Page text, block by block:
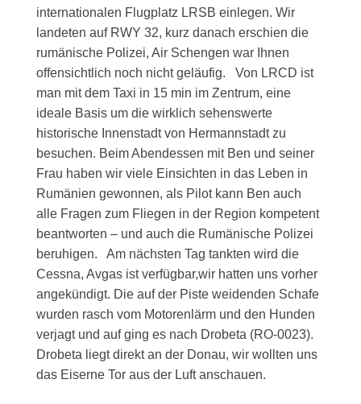
internationalen Flugplatz LRSB einlegen. Wir
landeten auf RWY 32, kurz danach erschien die
rumänische Polizei, Air Schengen war Ihnen
offensichtlich noch nicht geläufig. Von LRCD ist
man mit dem Taxi in 15 min im Zentrum, eine
ideale Basis um die wirklich sehenswerte
historische Innenstadt von Hermannstadt zu
besuchen. Beim Abendessen mit Ben und seiner
Frau haben wir viele Einsichten in das Leben in
Rumänien gewonnen, als Pilot kann Ben auch
alle Fragen zum Fliegen in der Region kompetent
beantworten – und auch die Rumänische Polizei
beruhigen. Am nächsten Tag tankten wird die
Cessna, Avgas ist verfügbar,wir hatten uns vorher
angekündigt. Die auf der Piste weidenden Schafe
wurden rasch vom Motorenlärm und den Hunden
verjagt und auf ging es nach Drobeta (RO-0023).
Drobeta liegt direkt an der Donau, wir wollten uns
das Eiserne Tor aus der Luft anschauen.